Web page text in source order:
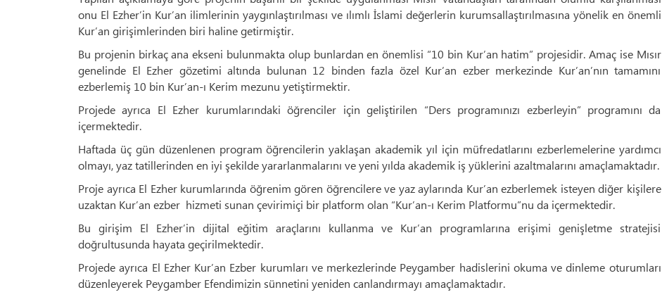
onu El Ezher’in Kur’an ilimlerinin yaygınlaştırılması ve ılımlı İslami değerlerin kurumsallaştırılmasına yönelik en önemli
Kur’an girişimlerinden biri haline getirmiştir.
Bu projenin birkaç ana ekseni bulunmakta olup bunlardan en önemlisi “10 bin Kur’an hatim” projesidir. Amaç ise Mısır
genelinde El Ezher gözetimi altında bulunan 12 binden fazla özel Kur’an ezber merkezinde Kur’an’nın tamamını
ezberlemiş 10 bin Kur’an-ı Kerim mezunu yetiştirmektir.
Projede ayrıca El Ezher kurumlarındaki öğrenciler için geliştirilen “Ders programınızı ezberleyin” programını da
içermektedir.
Haftada üç gün düzenlenen program öğrencilerin yaklaşan akademik yıl için müfredatlarını ezberlemelerine yardımcı
olmayı, yaz tatillerinden en iyi şekilde yararlanmalarını ve yeni yılda akademik iş yüklerini azaltmalarını amaçlamaktadır.
Proje ayrıca El Ezher kurumlarında öğrenim gören öğrencilere ve yaz aylarında Kur’an ezberlemek isteyen diğer kişilere
uzaktan Kur’an ezber hizmeti sunan çevirimiçi bir platform olan “Kur’an-ı Kerim Platformu”nu da içermektedir.
Bu girişim El Ezher’in dijital eğitim araçlarını kullanma ve Kur’an programlarına erişimi genişletme stratejisi
doğrultusunda hayata geçirilmektedir.
Projede ayrıca El Ezher Kur’an Ezber kurumları ve merkezlerinde Peygamber hadislerini okuma ve dinleme oturumları
düzenleyerek Peygamber Efendimizin sünnetini yeniden canlandırmayı amaçlamaktadır.